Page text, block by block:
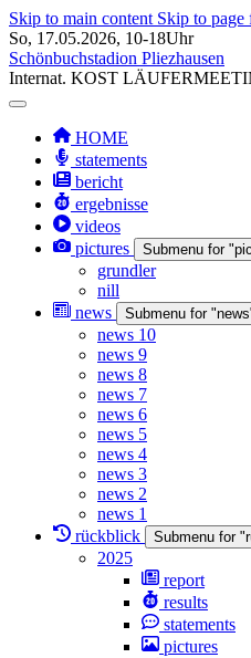
Skip to main content Skip to page
So, 17.05.2026, 10-18Uhr
Schönbuchstadion Pliezhausen
Internat. KOST
HOME
statements
bericht
ergebnisse
videos
pictures
Submenu for
grundler
nill
news
Submenu for
news 10
news 9
news 8
news 7
news 6
news 5
news 4
news 3
news 2
news 1
rückblick
Submenu for
2025
report
results
statements
pictures